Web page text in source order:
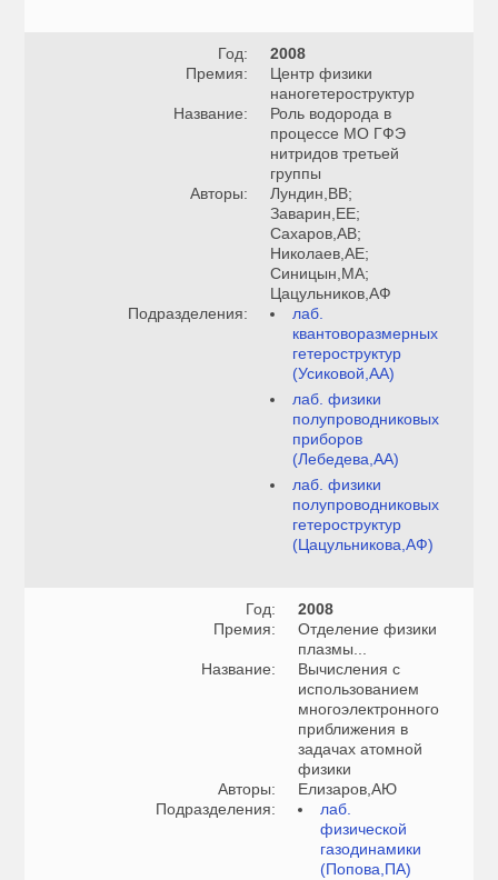
Год:
2008
Премия:
Центр физики
наногетероструктур
Название:
Роль водорода в
процессе МО ГФЭ
нитридов третьей
группы
Авторы:
Лундин,ВВ;
Заварин,ЕЕ;
Сахаров,АВ;
Николаев,АЕ;
Синицын,МА;
Цацульников,АФ
Подразделения:
лаб.
квантоворазмерных
гетероструктур
(Усиковой,АА)
лаб. физики
полупроводниковых
приборов
(Лебедева,АА)
лаб. физики
полупроводниковых
гетероструктур
(Цацульникова,АФ)
Год:
2008
Премия:
Отделение физики
плазмы...
Название:
Вычисления с
использованием
многоэлектронного
приближения в
задачах атомной
физики
Авторы:
Елизаров,АЮ
Подразделения:
лаб.
физической
газодинамики
(Попова,ПА)